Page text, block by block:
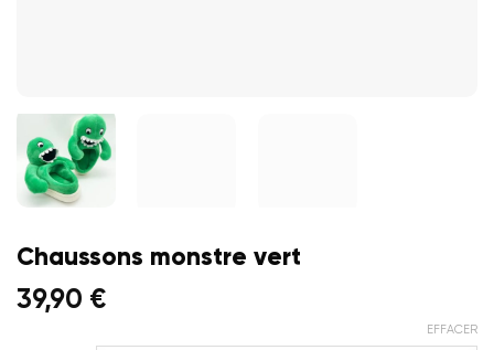
Chaussons monstre vert
39,90 €
EFFACER